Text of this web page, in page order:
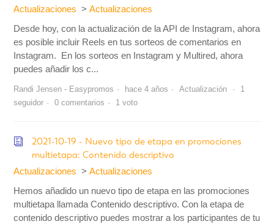
Actualizaciones
Actualizaciones
Desde hoy, con la actualización de la API de Instagram, ahora
es posible incluir Reels en tus sorteos de comentarios en
Instagram. En los sorteos en Instagram y Multired, ahora
puedes añadir los c...
Randi Jensen - Easypromos hace 4 años Actualización
1
seguidor
0 comentarios 1 voto
2021-10-19 - Nuevo tipo de etapa en promociones
multietapa: Contenido descriptivo
Actualizaciones
Actualizaciones
Hemos añadido un nuevo tipo de etapa en las promociones
multietapa llamada Contenido descriptivo. Con la etapa de
contenido descriptivo puedes mostrar a los participantes de tu